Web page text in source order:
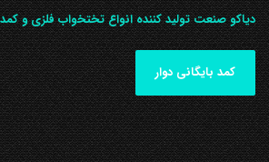
دیاکو صنعت تولید کننده انواع تختخواب فلزی و
کمد بایگانی دوار